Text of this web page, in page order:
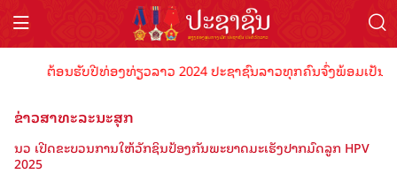
ຕ້ອນຮັບປີທ່ອງທ່ຽວລາວ 2024 ປະຊາຊົນລາວທຸກຄົນຈົ່ງພ້ອມເປັນເຈົ້
ຂ່າວສາທະລະນະສຸກ
ນວ ເປີດຂະບວນການໃຫ້ວັກຊິນປ້ອງກັນພະຍາດມະເຮັງປາກມົດລູກ HPV
2025